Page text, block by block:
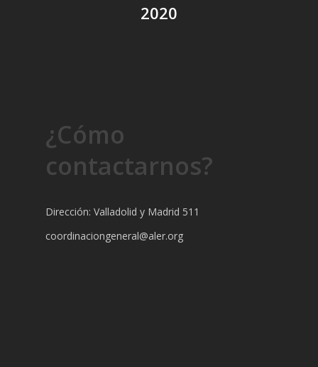
2020
¿Cómo
contactarnos?
Dirección: Valladolid y Madrid 511
coordinaciongeneral@aler.org